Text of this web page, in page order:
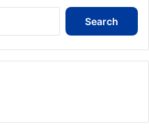
Search